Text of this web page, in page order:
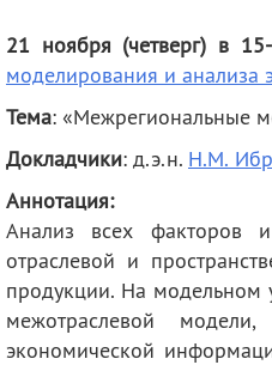
Контакты
21 ноября (четверг) в
моделирования и анализа
Тема: «Межрегиональные
Докладчики: д.э.н. Н.М.
Аннотация:
Анализ всех факторов
отраслевой и
продукции. На модельном
межотраслевой модели,
экономической